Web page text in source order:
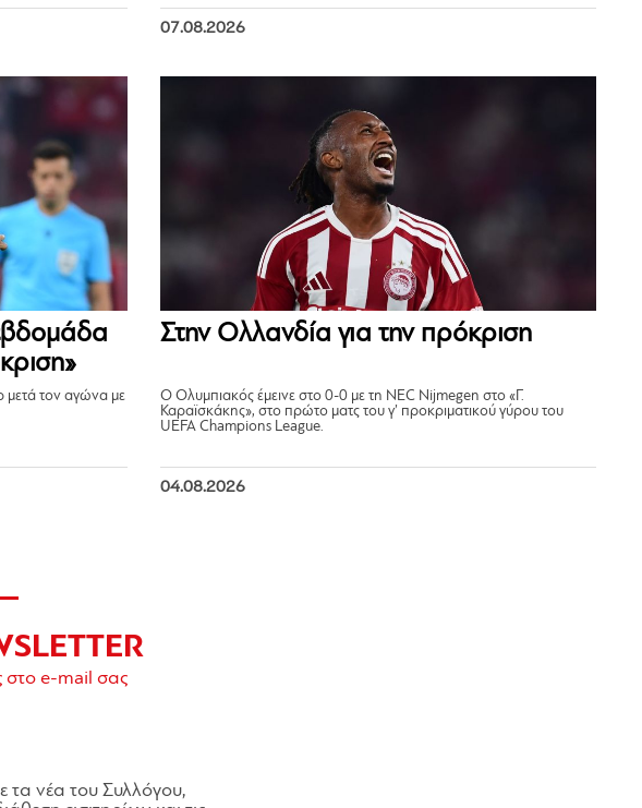
07.08.2026
μετά τον αγώνα με
Στην Ολλανδία για την πρόκριση
Ο Ολυμπιακός έμεινε στο 0-0 με τη NEC Nijmegen στο «Γ.
Καραϊσκάκης», στο πρώτο ματς του γ’ προκριματικού γύρου του
UEFA Champions League.
04.08.2026
στο e-mail σας
τα νέα του Συλλόγου,